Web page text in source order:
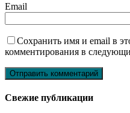
Email
Сохранить имя и email в
комментирования в
Свежие публикации